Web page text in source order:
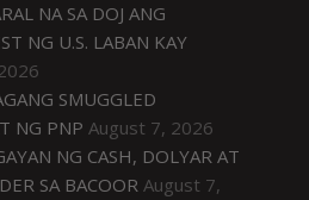
NA SA DOJ ANG
NG U.S. LABAN KAY
SMUGGLED
NG PNP August 7, 2026
NG CASH, DOLYAR AT
SA BACOOR August 7,